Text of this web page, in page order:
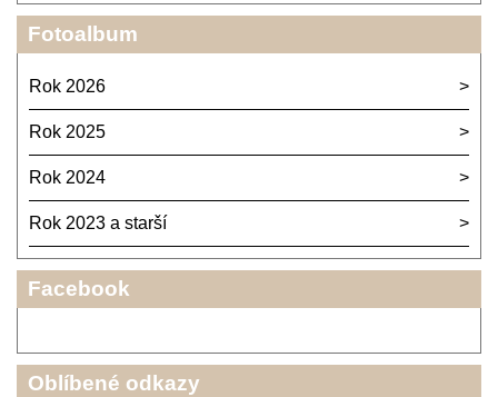
Fotoalbum
Rok 2026
Rok 2025
Rok 2024
Rok 2023 a starší
Facebook
Oblíbené odkazy